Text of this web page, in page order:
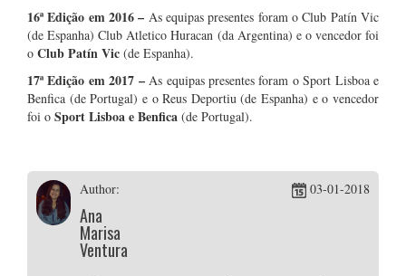
16ª Edição em 2016 – As equipas presentes foram o Club Patín Vic
(de Espanha) Club Atletico Huracan (da Argentina) e o vencedor foi
o Club Patín Vic (de Espanha).
17ª Edição em 2017 –As equipas presentes foram o Sport Lisboa e
Benfica (de Portugal) e o Reus Deportiu (de Espanha) e o vencedor
foi o Sport Lisboa e Benfica (de Portugal).
Author:
Ana
Marisa
Ventura
03-01-2018